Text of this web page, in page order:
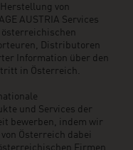
von
AUSTRIA Services
Distributoren
Information über den
in Österreich.
und Services der
bewerben, indem wir
Österreich dabei
Firmen